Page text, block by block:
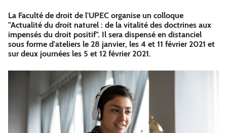
La Faculté de droit de l'UPEC organise un colloque
"Actualité du droit naturel : de la vitalité des doctrines aux
impensés du droit positif". Il sera dispensé en distanciel
sous forme d'ateliers le 28 janvier, les 4 et 11 février 2021 et
sur deux journées les 5 et 12 février 2021.